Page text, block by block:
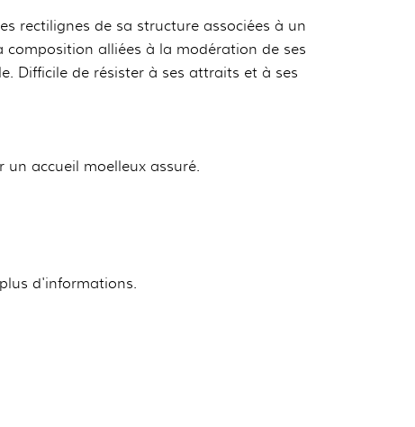
rectilignes de sa structure associées à un
alliées à la modération de ses
Difficile de résister à ses attraits et à ses
accueil moelleux assuré.
d'informations.